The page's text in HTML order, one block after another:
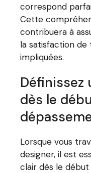
correspond
Cette
contribuera à
la satisfaction
impliquées.
Définissez
dès le
Lorsque vous
designer, il est
clair dès le